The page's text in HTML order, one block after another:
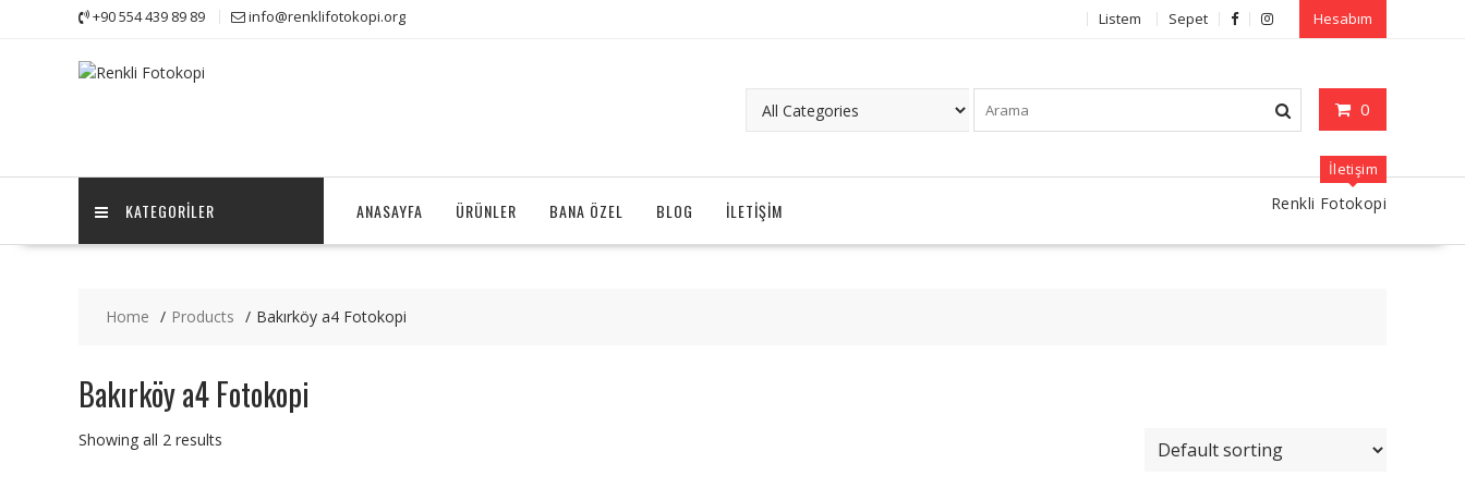
+90 554 439 89 89 info@renklifotokopi.org Listem Sepet Hesabım
0
KATEGORILER ANASAYFA ÜRÜNLER BANA ÖZEL BLOG İLETIŞIM
İletişim
Renkli Fotokopi
Home Products Bakırköy a4 Fotokopi
Bakırköy a4 Fotokopi
Showing all 2 results